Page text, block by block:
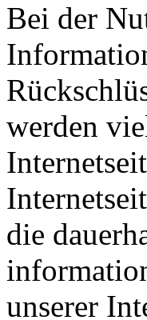
Bei der
werden
die
unserer